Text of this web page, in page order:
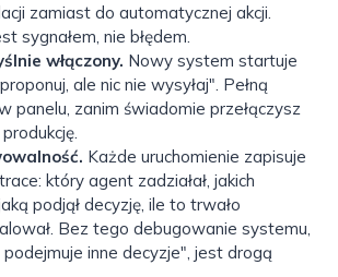
zamiast do automatycznej akcji.
sygnałem, nie błędem.
włączony. Nowy system startuje
ale nic nie wysyłaj". Pełną
panelu, zanim świadomie przełączysz
Każde uruchomienie zapisuje
który agent zadziałał, jakich
podjął decyzję, ile to trwało
Bez tego debugowanie systemu,
inne decyzje", jest drogą